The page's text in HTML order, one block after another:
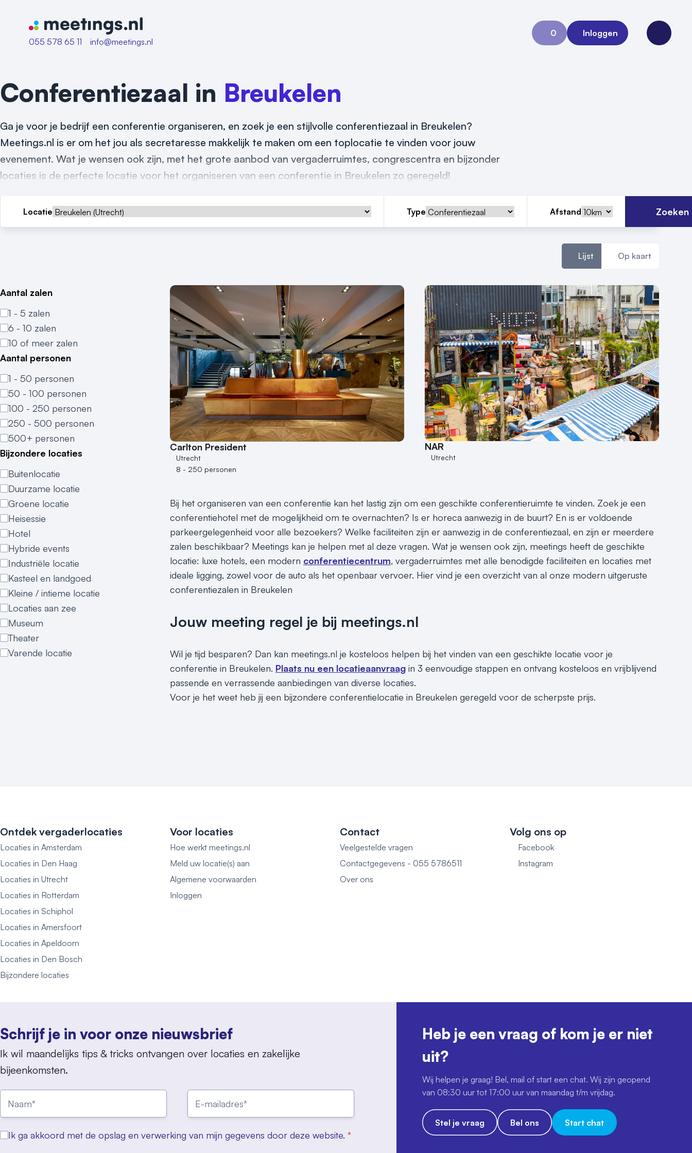
Naar home van Meetings
055 578 65 11
info@meetings.nl
0
Aanvraag 0
Inloggen
Open
Conferentiezaal in Breukelen
Ga je voor je bedrijf een conferentie organiseren, en zoek je een stijlvolle conferentiezaal in Breukelen?
Meetings.nl is er om het jou als secretaresse makkelijk te maken om een toplocatie te vinden voor jouw
evenement. Wat je wensen ook zijn, met het grote aanbod van vergaderruimtes, congrescentra en bijzonder
locaties is de perfecte locatie voor het organiseren van een conferentie in Breukelen zo geregeld!
Locatie Type Afstand Zoeken
Lijst Op kaart
Aantal zalen
1 - 5 zalen
6 - 10 zalen
10 of meer zalen
Aantal personen
1 - 50 personen
50 - 100 personen
100 - 250 personen
250 - 500 personen
500+ personen
Bijzondere locaties
Buitenlocatie
Duurzame locatie
Groene locatie
Heisessie
Hotel
Hybride events
Industriële locatie
Kasteel en landgoed
Kleine / intieme locatie
Locaties aan zee
Museum
Theater
Varende locatie
Carlton President
Utrecht
8 - 250 personen
NAR
Utrecht
Bij het organiseren van een conferentie kan het lastig zijn om een geschikte conferentieruimte te vinden. Zoek je een
conferentiehotel met de mogelijkheid om te overnachten? Is er horeca aanwezig in de buurt? En is er voldoende
parkeergelegenheid voor alle bezoekers? Welke faciliteiten zijn er aanwezig in de conferentiezaal, en zijn er meerdere
zalen beschikbaar? Meetings kan je helpen met al deze vragen. Wat je wensen ook zijn, meetings heeft de geschikte
locatie: luxe hotels, een modern conferentiecentrum, vergaderruimtes met alle benodigde faciliteiten en locaties met
ideale ligging, zowel voor de auto als het openbaar vervoer. Hier vind je een overzicht van al onze modern uitgeruste
conferentiezalen in Breukelen
Jouw meeting regel je bij meetings.nl
Wil je tijd besparen? Dan kan meetings.nl je kosteloos helpen bij het vinden van een geschikte locatie voor je
conferentie in Breukelen. Plaats nu een locatieaanvraag in 3 eenvoudige stappen en ontvang kosteloos en vrijblijvend
passende en verrassende aanbiedingen van diverse locaties.
Voor je het weet heb jij een bijzondere conferentielocatie in Breukelen geregeld voor de scherpste prijs.
Ontdek vergaderlocaties
Locaties in Amsterdam
Locaties in Den Haag
Locaties in Utrecht
Locaties in Rotterdam
Locaties in Schiphol
Locaties in Amersfoort
Locaties in Apeldoorn
Locaties in Den Bosch
Bijzondere locaties
Voor locaties
Hoe werkt meetings.nl
Meld uw locatie(s) aan
Algemene voorwaarden
Inloggen
Contact
Veelgestelde vragen
Contactgegevens - 055 5786511
Over ons
Volg ons op
Facebook
Instagram
Schrijf je in voor onze nieuwsbrief
Ik wil maandelijks tips & tricks ontvangen over locaties en zakelijke
bijeenkomsten.
Ik ga akkoord met de opslag en verwerking van mijn gegevens door deze website. *
Heb je een vraag of kom je er niet
uit?
Wij helpen je graag! Bel, mail of start een chat. Wij zijn geopend
van 08:30 uur tot 17:00 uur van maandag t/m vrijdag.
Stel je vraag Bel ons Start chat